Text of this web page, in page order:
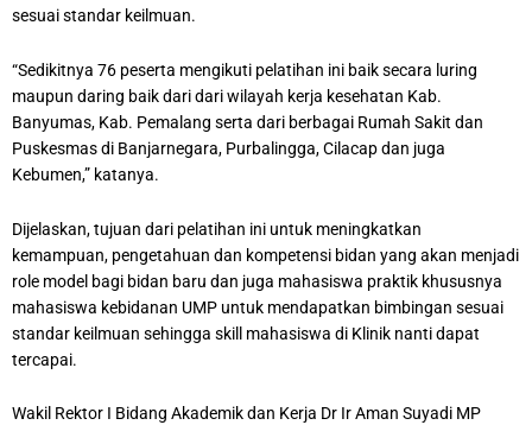
sesuai standar keilmuan.
“Sedikitnya 76 peserta mengikuti pelatihan ini baik secara luring
maupun daring baik dari dari wilayah kerja kesehatan Kab.
Banyumas, Kab. Pemalang serta dari berbagai Rumah Sakit dan
Puskesmas di Banjarnegara, Purbalingga, Cilacap dan juga
Kebumen,” katanya.
Dijelaskan, tujuan dari pelatihan ini untuk meningkatkan
kemampuan, pengetahuan dan kompetensi bidan yang akan menjadi
role model bagi bidan baru dan juga mahasiswa praktik khususnya
mahasiswa kebidanan UMP untuk mendapatkan bimbingan sesuai
standar keilmuan sehingga skill mahasiswa di Klinik nanti dapat
tercapai.
Wakil Rektor I Bidang Akademik dan Kerja Dr Ir Aman Suyadi MP